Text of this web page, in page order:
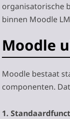
organisatorische
binnen Moodle
Moodle
Moodle bestaat
componenten.
1.